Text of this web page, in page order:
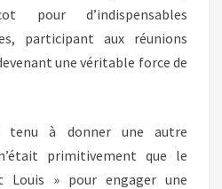
pour d’indispensables
participant aux réunions
une véritable force de
tenu à donner une autre
primitivement que le
Louis » pour engager une